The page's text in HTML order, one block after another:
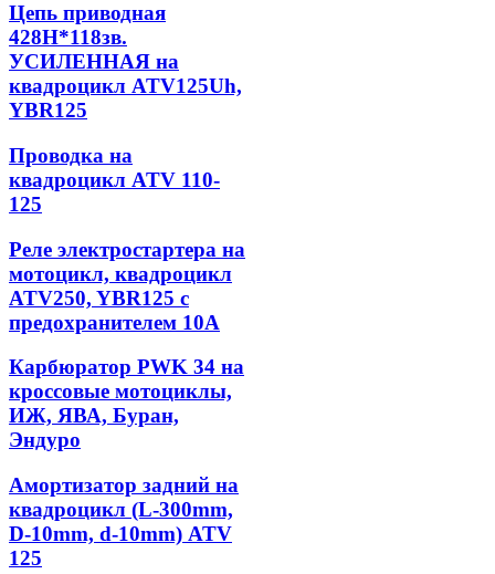
Цепь приводная
428Н*118зв.
УСИЛЕННАЯ на
квадроцикл ATV125Uh,
YBR125
Проводка на
квадроцикл ATV 110-
125
Реле электростартера на
мотоцикл, квадроцикл
ATV250, YBR125 с
предохранителем 10А
Карбюратор PWK 34 на
кроссовые мотоциклы,
ИЖ, ЯВА, Буран,
Эндуро
Амортизатор задний на
квадроцикл (L-300mm,
D-10mm, d-10mm) ATV
125